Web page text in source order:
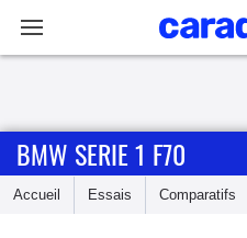
Accueil
BMW SERIE 1 F70
Accueil Essais Comparatifs